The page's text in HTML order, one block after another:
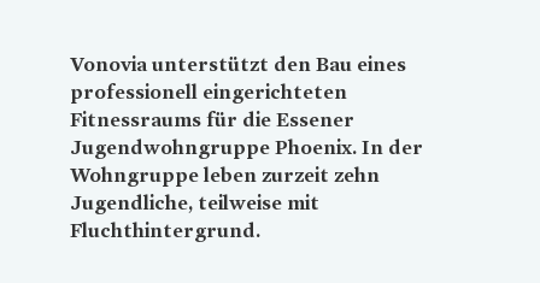
Vonovia unterstützt den Bau eines
professionell eingerichteten
Fitnessraums für die Essener
Jugendwohngruppe Phoenix. In der
Wohngruppe leben zurzeit zehn
Jugendliche, teilweise mit
Fluchthintergrund.